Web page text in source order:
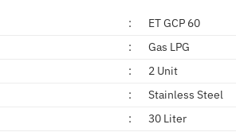
:
ET GCP 60
:
Gas LPG
:
2 Unit
:
Stainless Steel
:
30 Liter